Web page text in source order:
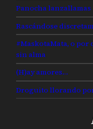
Panocha lanzallamas
Rascándose
#MaskotaMata, o por
sin alma
(H)ay amores…
Droguito llorando